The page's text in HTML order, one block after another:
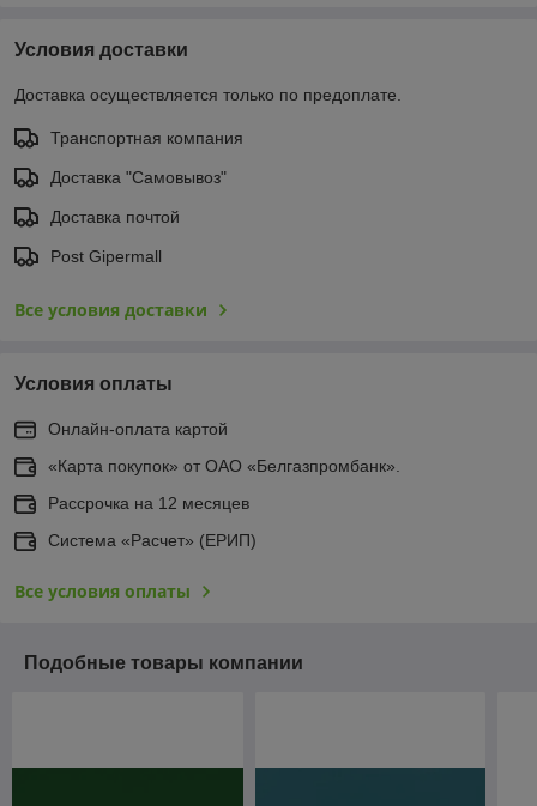
Условия доставки
Доставка осуществляется только по предоплате.
Транспортная компания
Доставка "Самовывоз"
Доставка почтой
Post Gipermall
Все условия доставки
Условия оплаты
Онлайн-оплата картой
«Карта покупок» от ОАО «Белгазпромбанк».
Рассрочка на 12 месяцев
Система «Расчет» (ЕРИП)
Все условия оплаты
Подобные товары компании